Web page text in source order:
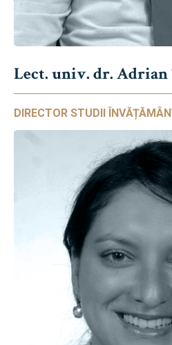
Lect. univ. dr. Adrian
DIRECTOR STUDII